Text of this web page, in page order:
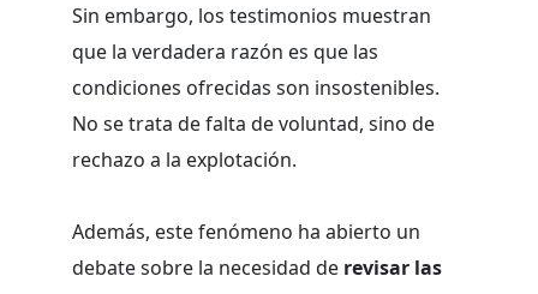
Sin embargo, los testimonios muestran
que la verdadera razón es que las
condiciones ofrecidas son insostenibles.
No se trata de falta de voluntad, sino de
rechazo a la explotación.
Además, este fenómeno ha abierto un
debate sobre la necesidad de revisar las